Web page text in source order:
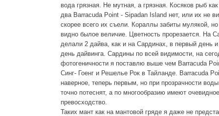
вода грязная. Не мутная, а грязная. Косяков рыб
два Barracuda Point - Sipadan Island нет, или их не
скорее всего их съели. Кораллы забиты мулякой,
видно былое величие. Цветность прорезается. На
делали 2 дайва, как и на Сардинах, в первый день
день дайвинга. Сардины по всей видимости, на
фотогеничности я поставлю выше чем Barracuda
Синг- Гоенг и Решелье Рок в Тайланде. Barracuda
наверное, теперь первым, но при прозрачности
точно потеснят, а по многообразию имеют
превосходство.
Таких мант как на мантовой гряде я даже не